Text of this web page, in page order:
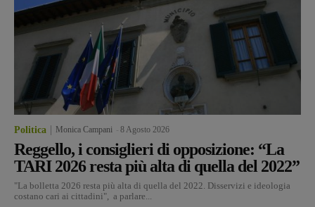
Politica Monica Campani 8 Agosto 2026
Reggello, i consiglieri di opposizione: “La
TARI 2026 resta più alta di quella del 2022”
"La bolletta 2026 resta più alta di quella del 2022. Disservizi e ideologia
costano cari ai cittadini", a parlare...